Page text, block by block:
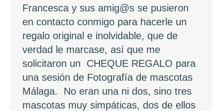
Francesca y sus amig@s se pusieron
en contacto conmigo para hacerle un
regalo original e inolvidable, que de
verdad le marcase, así que me
solicitaron un CHEQUE REGALO para
una sesión de Fotografía de mascotas
Málaga. No eran una ni dos, sino tres
mascotas muy simpáticas, dos de ellos